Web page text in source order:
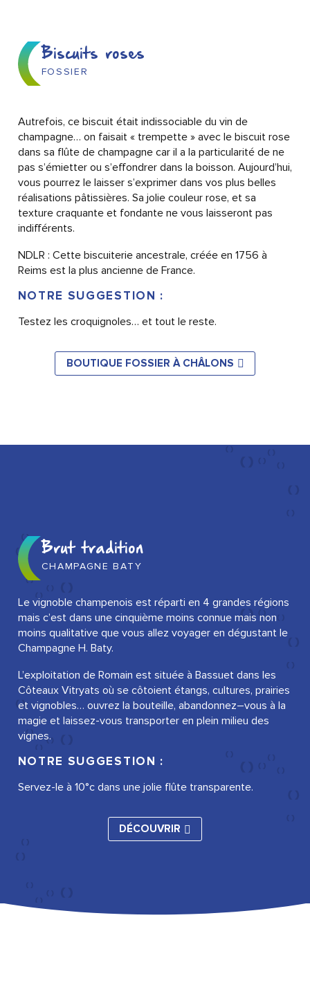
Biscuits roses
FOSSIER
Autrefois, ce biscuit était indissociable du vin de
champagne… on faisait « trempette » avec le biscuit rose
dans sa flûte de champagne car il a la particularité de ne
pas s’émietter ou s’effondrer dans la boisson. Aujourd’hui,
vous pourrez le laisser s’exprimer dans vos plus belles
réalisations pâtissières. Sa jolie couleur rose, et sa
texture craquante et fondante ne vous laisseront pas
indifférents.
NDLR : Cette biscuiterie ancestrale, créée en 1756 à
Reims est la plus ancienne de France.
NOTRE SUGGESTION :
Testez les croquignoles… et tout le reste.
BOUTIQUE FOSSIER À CHÂLONS
Brut tradition
CHAMPAGNE BATY
Le vignoble champenois est réparti en 4 grandes régions
mais c’est dans une cinquième moins connue mais non
moins qualitative que vous allez voyager en dégustant le
Champagne H. Baty.
L’exploitation de Romain est située à Bassuet dans les
Côteaux Vitryats où se côtoient étangs, cultures, prairies
et vignobles… ouvrez la bouteille, abandonnez–vous à la
magie et laissez-vous transporter en plein milieu des
vignes.
NOTRE SUGGESTION :
Servez-le à 10°c dans une jolie flûte transparente.
DÉCOUVRIR